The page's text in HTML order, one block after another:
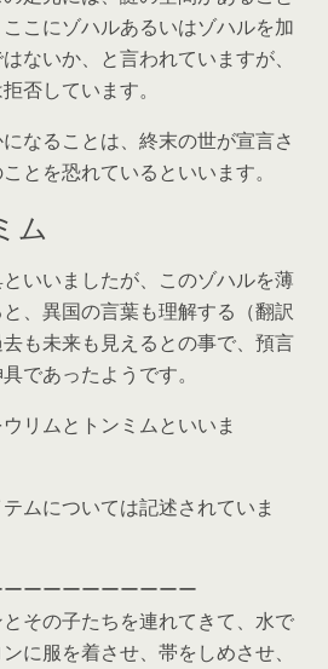
こにゾハルあるいはゾハルを加
ないか、と言われていますが、
否しています。
なることは、終末の世が宣言さ
とを恐れているといいます。
ム
いいましたが、このゾハルを薄
、異国の言葉も理解する（翻訳
も未来も見えるとの事で、預言
であったようです。
リムとトンミムといいま
ムについては記述されていま
ーーーーーーーーー
その子たちを連れてきて、水で
に服を着させ、帯をしめさせ、